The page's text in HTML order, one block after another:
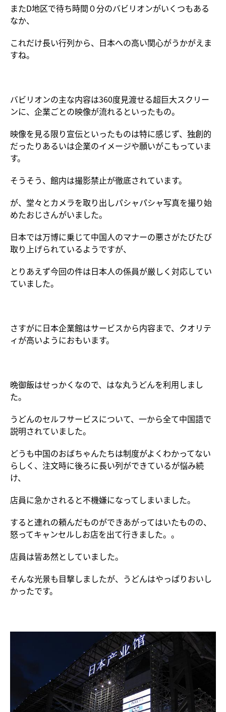
またD地区で待ち時間０分のバビリオンがいくつもある
なか、
これだけ長い行列から、日本への高い関心がうかがえま
すね。
バビリオンの主な内容は360度見渡せる超巨大スクリー
ンに、企業ごとの映像が流れるといったもの。
映像を見る限り宣伝といったものは特に感じず、独創的
だったりあるいは企業のイメージや願いがこもっていま
す。
そうそう、館内は撮影禁止が徹底されています。
が、堂々とカメラを取り出しパシャパシャ写真を撮り始
めたおじさんがいました。
日本では万博に乗じて中国人のマナーの悪さがたびたび
取り上げられているようですが、
とりあえず今回の件は日本人の係員が厳しく対応してい
ていました。
さすがに日本企業館はサービスから内容まで、クオリテ
ィが高いようにおもいます。
晩御飯はせっかくなので、はな丸うどんを利用しまし
た。
うどんのセルフサービスについて、一から全て中国語で
説明されていました。
どうも中国のおばちゃんたちは制度がよくわかってない
らしく、注文時に後ろに長い列ができているが悩み続
け、
店員に急かされると不機嫌になってしまいました。
すると連れの頼んだものができあがってはいたものの、
怒ってキャンセルしお店を出て行きました。。
店員は皆あ然としていました。
そんな光景も目撃しましたが、うどんはやっぱりおいし
かったです。